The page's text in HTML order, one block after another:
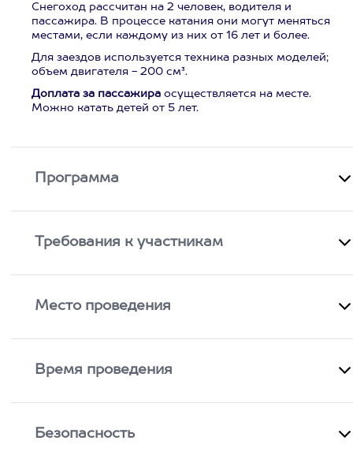
Снегоход рассчитан на 2 человек, водителя и
пассажира. В процессе катания они могут меняться
местами, если каждому из них от 16 лет и более.
Для заездов используется техника разных моделей;
объем двигателя - 200 см³.
Доплата за пассажира осуществляется на месте.
Можно катать детей от 5 лет.
Программа
Требования к участникам
Место проведения
Время проведения
Безопасность